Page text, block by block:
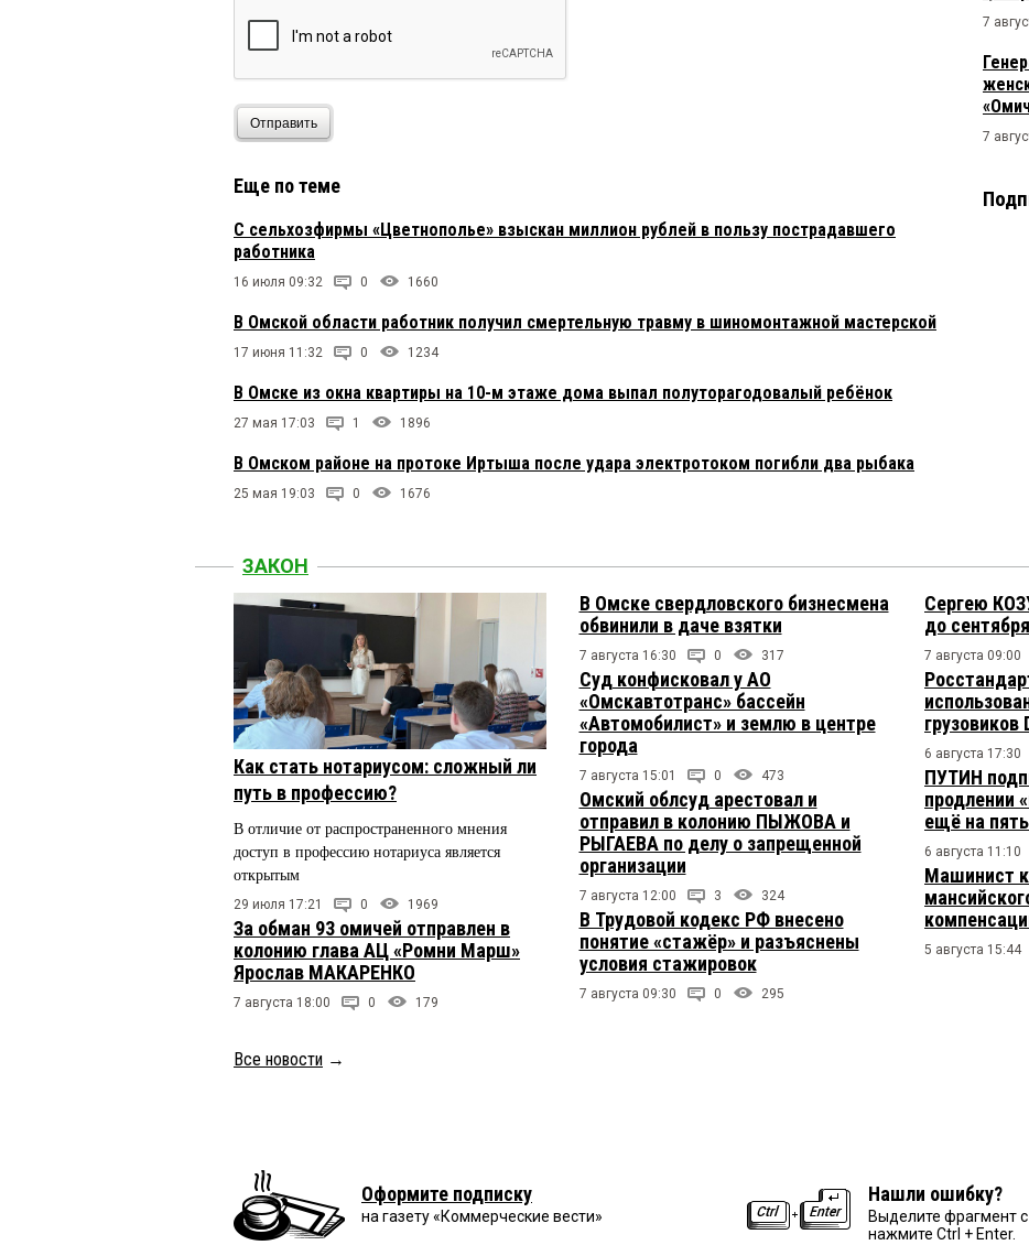
Отправить
Еще по теме
C сельхозфирмы «Цветнополье» взыскан миллион рублей в пользу пострадавшего
работника
16 июля 09:32 0 1660
В Омской области работник получил смертельную травму в шиномонтажной мастерской
17 июня 11:32 0 1234
В Омске из окна квартиры на 10-м этаже дома выпал полуторагодовалый ребёнок
27 мая 17:03 1 1896
В Омском районе на протоке Иртыша после удара электротоком погибли два рыбака
25 мая 19:03 0 1676
7
7
ЗАКОН
Как стать нотариусом: сложный ли
путь в профессию?
В отличие от распространенного мнения
доступ в профессию нотариуса является
открытым
29 июля 17:21 0 1969
За обман 93 омичей отправлен в
колонию глава АЦ «Ромни Марш»
Ярослав МАКАРЕНКО
7 августа 18:00 0 179
В Омске свердловского бизнесмена
обвинили в даче взятки
7 августа 16:30 0 317
Суд конфисковал у АО
«Омскавтотранс» бассейн
«Автомобилист» и землю в центре
города
7 августа 15:01 0 473
Омский облсуд арестовал и
отправил в колонию ПЫЖОВА и
РЫГАЕВА по делу о запрещенной
организации
7 августа 12:00 3 324
В Трудовой кодекс РФ внесено
понятие «стажёр» и разъяснены
условия стажировок
7 августа 09:30 0 295
Сергею
до сентября
7 августа 09:00
грузовиков
6 августа 17:30
ПУТИН
продлении
ещё на
6 августа 11:10
Машинист
5 августа 15:44
Все новости →
Оформите подписку
на газету «Коммерческие вести»
Нашли ошибку?
Выделите фрагмент
нажмите Ctrl + Enter.